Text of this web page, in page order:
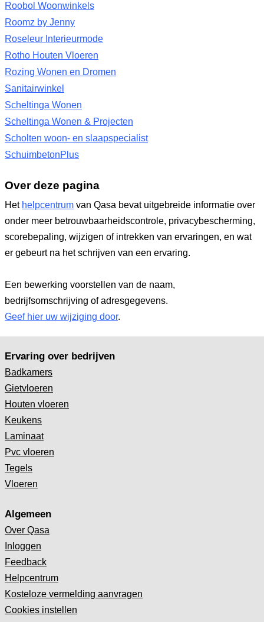
Roobol Woonwinkels
Roomz by Jenny
Roseleur Interieurmode
Rotho Houten Vloeren
Rozing Wonen en Dromen
Sanitairwinkel
Scheltinga Wonen
Scheltinga Wonen & Projecten
Scholten woon- en slaapspecialist
SchuimbetonPlus
Over deze pagina
Het helpcentrum van Qasa bevat uitgebreide informatie over
onder meer betrouwbaarheidscontrole, privacybescherming,
scorebepaling, wijzigen of intrekken van ervaringen, en wat
er gebeurt na het schrijven van een ervaring.
Een bewerking voorstellen van de naam,
bedrijfsomschrijving of adresgegevens.
Geef hier uw wijziging door.
Ervaring over bedrijven
Badkamers
Gietvloeren
Houten vloeren
Keukens
Laminaat
Pvc vloeren
Tegels
Vloeren
Algemeen
Over Qasa
Inloggen
Feedback
Helpcentrum
Kosteloze vermelding aanvragen
Cookies instellen